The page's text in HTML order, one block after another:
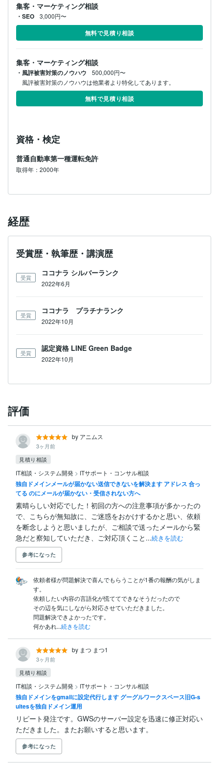
集客・マーケティング相談
・SEO 3,000円〜
無料で見積り相談
集客・マーケティング相談
・風評被害対策のノウハウ
500,000円〜
風評被害対策のノウハウは他業者より特化してあります。
無料で見積り相談
資格・検定
普通自動車第一種運転免許
取得年：2000年
経歴
受賞歴・執筆歴・講演歴
受賞
ココナラ シルバーランク
2022年6月
受賞
ココナラ プラチナランク
2022年10月
受賞
認定資格 LINE Green Badge
2022年10月
評価
by アニムス
3ヶ月前
見積り相談
IT相談・システム開発 > ITサポート・コンサル相談
独自ドメインメールが届かない送信できないを解決ます アドレス 合っ
てる のにメールが届かない・受信されない方へ
素晴らしい対応でした！初回の方への注意事項が多かったの
で、こちらが無知故に、ご迷惑をおかけするかと思い、依頼
を断念しようと思いましたが、ご相談で送ったメールから緊
急だと察知していただき、ご対応頂くこと...続きを読む
参考になった
依頼者様が問題解決で喜んでもらうことが1番の報酬の気がしま
す。
依頼したい内容の言語化が慌ててできなそうだったので
その辺を気にしながら対応させていただきました。
問題解決できよかったです。
何かあれ...続きを読む
by まつ まつ1
3ヶ月前
見積り相談
IT相談・システム開発 > ITサポート・コンサル相談
独自ドメインをgmailに設定代行します グーグルワークスペース旧G-s
uitesを独自ドメイン運用
リピート発注です。GWSのサーバー設定を迅速に修正対応い
ただきました。またお願いすると思います。
参考になった